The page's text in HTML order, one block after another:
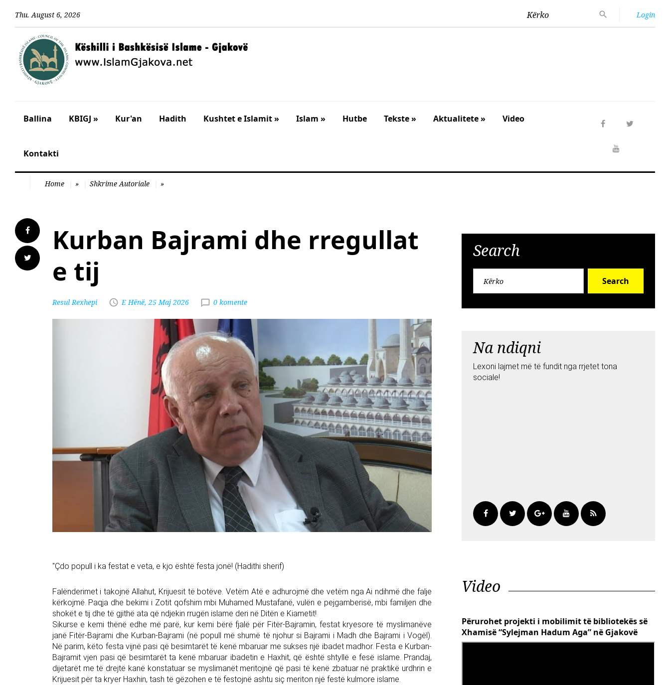
Thu. August 6, 2026 Kërko Login
Ballina KBIGJ » Kur'an Hadith Kushtet e Islamit » Islam » Hutbe Tekste » Aktualitete » Video
Kontakti
Home » Shkrime Autoriale »
Kurban Bajrami dhe rregullat
e tij
Resul Rexhepi E Hënë, 25 Maj 2026 0 komente
"Çdo popull i ka festat e veta, e kjo është festa jonë! (Hadithi sherif)
Falënderimet i takojnë Allahut, Krijuesit të botëve. Vetëm Atë e adhurojmë dhe vetëm nga Ai ndihmë dhe falje
kërkojmë. Paqja dhe bekimi i Zotit qofshim mbi Muhamed Mustafanë, vulën e pejgamberisë, mbi familjen dhe
shokët e tij dhe të gjithë ata që ndjekin rrugën islame deri në Ditën e Kiametit!
Sikurse e kemi thënë edhe më parë, kur kemi bërë fjalë për Fitër-Bajramin, festat kryesore të myslimanëve
janë Fitër-Bajrami dhe Kurban-Bajrami (në popull më shumë të njohur si Bajrami i Madh dhe Bajrami i Vogël).
Në parim, këto festa vijnë pasi që besimtarët të kenë mbaruar me sukses një ibadet madhor. Festa e Kurban-
Bajramit vjen pasi që besimtarët ta kenë mbaruar ibadetin e Haxhit, që është shtyllë e fesë islame. Prandaj,
dijetarët me të drejtë kanë konstatuar se myslimanët meritojnë që pasi të kenë zbatuar në praktikë urdhrin e
Krijuesit për ta kryer Haxhin, tash të gëzohen e të festojnë ashtu siç meriton një festë kulmore islame.
Search
Search
Na ndiqni
Lexoni lajmet më të fundit nga rrjetet tona
sociale!
Video
Përurohet projekti i mobilimit të bibliotekës së
Xhamisë “Sylejman Hadum Aga” në Gjakovë